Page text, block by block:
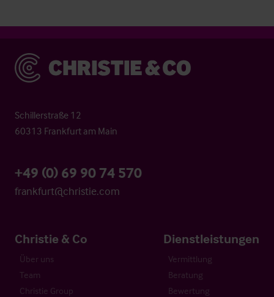
Christie & Co
Schillerstraße 12
60313 Frankfurt am Main
+49 (0) 69 90 74 570
frankfurt@christie.com
Christie & Co
Über uns
Team
Christie Group
Dienstleistungen
Vermittlung
Beratung
Bewertung